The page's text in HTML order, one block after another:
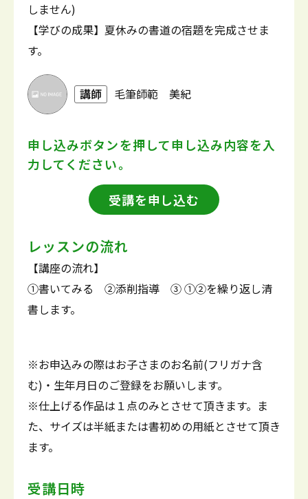
しません)
【学びの成果】夏休みの書道の宿題を完成させま
す。
講師 毛筆師範 美紀
申し込みボタンを押して申し込み内容を入
力してください。
受講を申し込む
レッスンの流れ
【講座の流れ】
①書いてみる ②添削指導 ③ ①②を繰り返し清
書します。
※お申込みの際はお子さまのお名前(フリガナ含
む)・生年月日のご登録をお願いします。
※仕上げる作品は１点のみとさせて頂きます。ま
た、サイズは半紙または書初めの用紙とさせて頂き
ます。
受講日時